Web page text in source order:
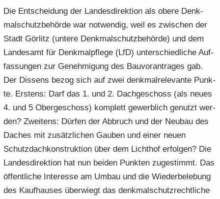
Die Ent­schei­dung der Lan­des­di­rek­ti­on als obere Denk­
mal­schutz­be­hör­de war not­wen­dig, weil es zwi­schen der
Stadt Gör­litz (un­te­re Denk­mal­schutz­be­hör­de) und dem
Lan­des­amt für Denk­mal­pfle­ge (LfD) un­ter­schied­li­che Auf­
fas­sun­gen zur Ge­neh­mi­gung des Bau­vor­antra­ges gab.
Der Dis­sens bezog sich auf zwei denk­mal­re­le­van­te Punk­
te. Ers­tens: Darf das 1. und 2. Dach­ge­schoss (als neues
4. und 5 Ober­ge­schoss) kom­plett ge­werb­lich ge­nutzt wer­
den? Zwei­tens: Dür­fen der Ab­bruch und der Neu­bau des
Da­ches mit zu­sätz­li­chen Gau­ben und einer neuen
Schutz­dach­kon­struk­ti­on über dem Licht­hof er­fol­gen? Die
Lan­des­di­rek­ti­on hat nun bei­den Punk­ten zu­ge­stimmt. Das
öf­fent­li­che In­ter­es­se am Umbau und die Wie­der­be­le­bung
des Kauf­hau­ses über­wiegt das denk­mal­schutz­recht­li­che